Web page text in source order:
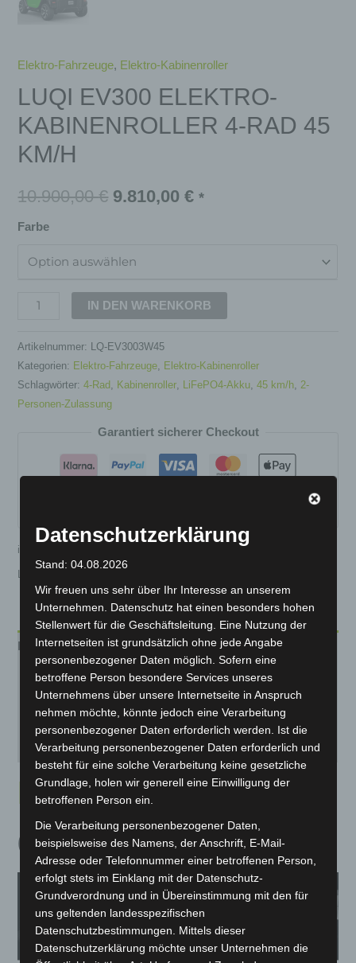
Elektro-Fahrzeuge, Elektro-Kabinenroller
LUQI EV300 ELEKTRO-
KABINENROLLER 4-RAD 45
KM/H
10.900,00€ 9.810,00€ *
Farbe
IN DEN WARENKORB
Artikelnummer:
LQ-EV3003W45
Kategorien: Elektro-Fahrzeuge
Elektro-Kabinenroller
Schlagwörter:4-Rad Kabinenroller LiFePO4-Akku ,45 km/h 2-
Personen-Zulassung
Garantiert sicherer Checkout
inkl. MwSt.
Beschreibung
Zusätzliche Informationen
Produktsicherheit
Rezensionen (0)
E-AUTO LUQI EV300
(2 Personen-Zulassung)
Datenschutzerklärung
Stand: 04.08.2026
Wir freuen uns sehr über Ihr Interesse an unserem
Unternehmen. Datenschutz hat einen besonders hohen
Stellenwert für die Geschäftsleitung. Eine Nutzung der
Internetseiten ist grundsätzlich ohne jede Angabe
personenbezogener Daten möglich. Sofern eine
betroffene Person besondere Services unseres
Unternehmens über unsere Internetseite in Anspruch
nehmen möchte, könnte jedoch eine Verarbeitung
personenbezogener Daten erforderlich werden. Ist die
Verarbeitung personenbezogener Daten erforderlich und
besteht für eine solche Verarbeitung keine gesetzliche
Grundlage, holen wir generell eine Einwilligung der
betroffenen Person ein.
Die Verarbeitung personenbezogener Daten,
beispielsweise des Namens, der Anschrift, E-Mail-
Adresse oder Telefonnummer einer betroffenen Person,
erfolgt stets im Einklang mit der Datenschutz-
Grundverordnung und in Übereinstimmung mit den für
uns geltenden landesspezifischen
Datenschutzbestimmungen. Mittels dieser
Datenschutzerklärung möchte unser Unternehmen die